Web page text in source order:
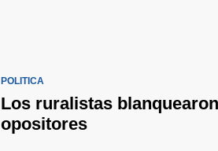
POLÍTICA
Los ruralistas
opositores